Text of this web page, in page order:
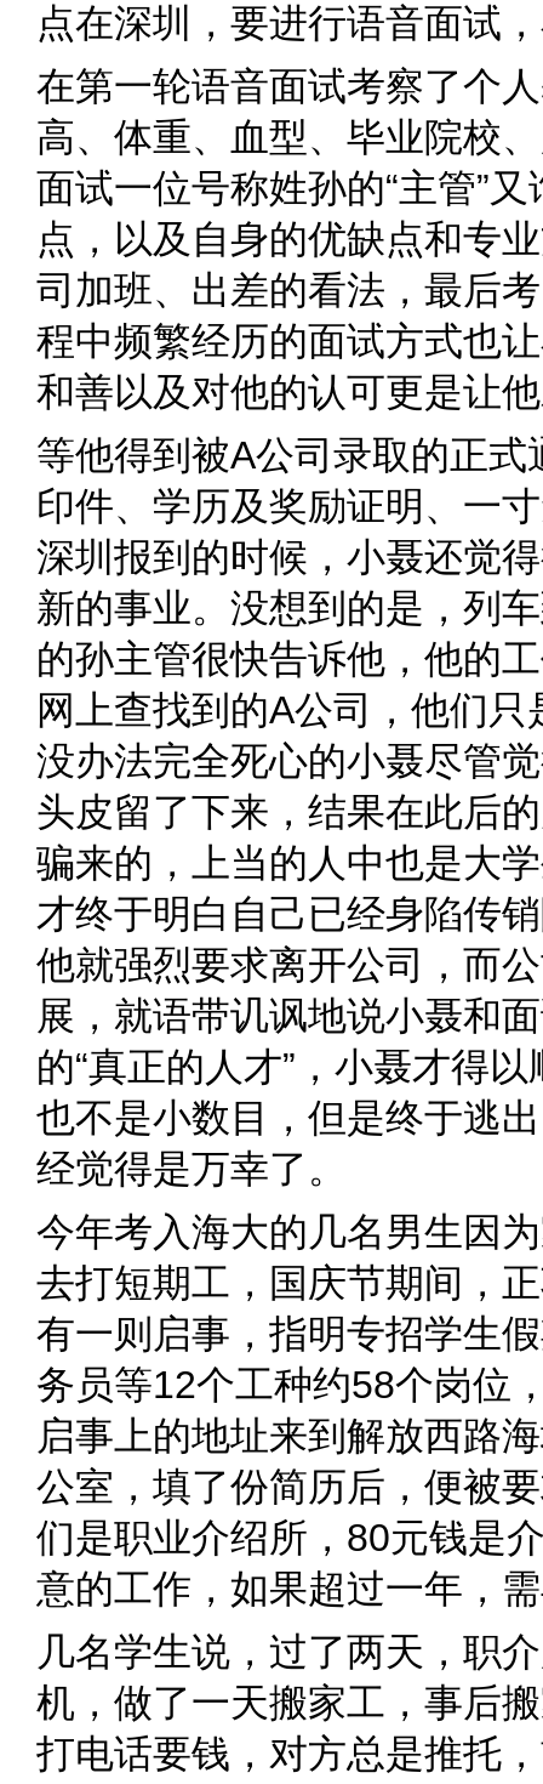
点在深圳，要进行语音面试
在第一轮语音面试考察了个
高、体重、血型、毕业院校
面试一位号称姓孙的“主管”
点，以及自身的优缺点和专
司加班、出差的看法，最后
程中频繁经历的面试方式也
和善以及对他的认可更是让
等他得到被A公司录取的正
印件、学历及奖励证明、一
深圳报到的时候，小聂还觉
新的事业。没想到的是，列
的孙主管很快告诉他，他的
网上查找到的A公司，他们
没办法完全死心的小聂尽管
头皮留了下来，结果在此后
骗来的，上当的人中也是大
才终于明白自己已经身陷传
他就强烈要求离开公司，而
展，就语带讥讽地说小聂和
的“真正的人才”，小聂才得
也不是小数目，但是终于逃
经觉得是万幸了。
今年考入海大的几名男生因
去打短期工，国庆节期间，
有一则启事，指明专招学生
务员等12个工种约58个岗位
启事上的地址来到解放西路
公室，填了份简历后，便被
们是职业介绍所，80元钱是
意的工作，如果超过一年，
几名学生说，过了两天，职
机，做了一天搬家工，事后
打电话要钱，对方总是推托